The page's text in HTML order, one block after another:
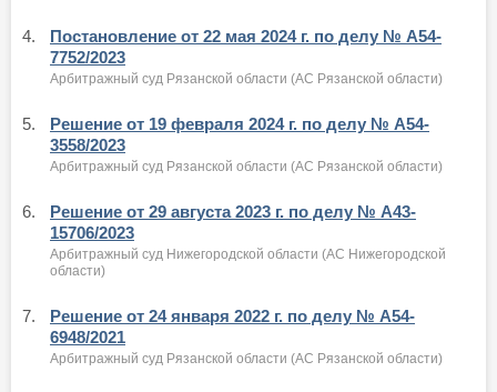
4.
Постановление от 22 мая 2024 г. по делу № А54-
7752/2023
Арбитражный суд Рязанской области (АС Рязанской области)
5.
Решение от 19 февраля 2024 г. по делу № А54-
3558/2023
Арбитражный суд Рязанской области (АС Рязанской области)
6.
Решение от 29 августа 2023 г. по делу № А43-
15706/2023
Арбитражный суд Нижегородской области (АС Нижегородской
области)
7.
Решение от 24 января 2022 г. по делу № А54-
6948/2021
Арбитражный суд Рязанской области (АС Рязанской области)